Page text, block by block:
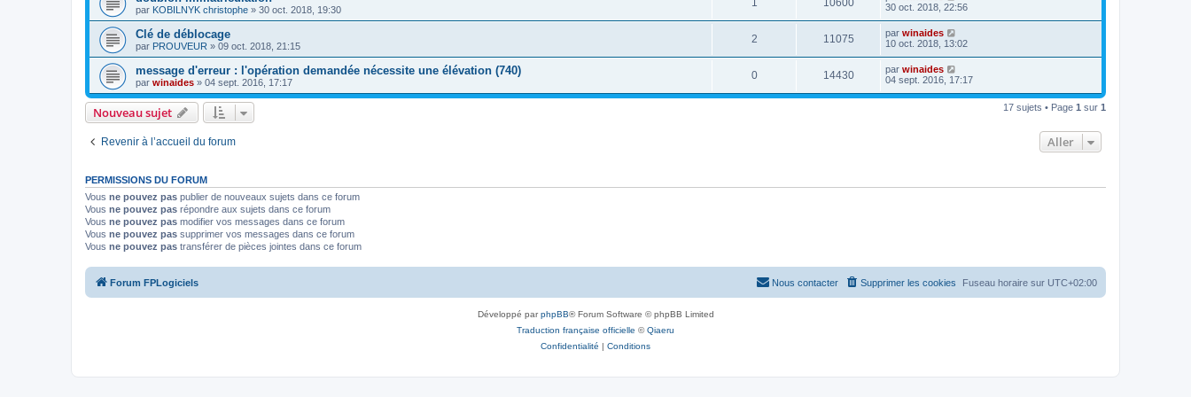
par KOBILNYK christophe » 30 oct. 2018, 19:30
30 oct. 2018, 22:56
Clé de déblocage
par PROUVEUR » 09 oct. 2018, 21:15
2 11075 par winaides
10 oct. 2018, 13:02
message d'erreur : l'opération demandée nécessite une élévation (740)
par winaides » 04 sept. 2016, 17:17
0 14430 par winaides
04 sept. 2016, 17:17
Nouveau sujet 17 sujets • Page 1 sur 1
Revenir à l’accueil du forum Aller
PERMISSIONS DU FORUM
Vous ne pouvez pas publier de nouveaux sujets dans ce forum
Vous ne pouvez pas répondre aux sujets dans ce forum
Vous ne pouvez pas modifier vos messages dans ce forum
Vous ne pouvez pas supprimer vos messages dans ce forum
Vous ne pouvez pas transférer de pièces jointes dans ce forum
Forum FPLogiciels Fuseau horaire sur UTC+02:00
Supprimer les cookies
Nous contacter
Développé parphpBB® Forum Software © phpBB Limited
Traduction française officielle ©Qiaeru
Confidentialité | Conditions